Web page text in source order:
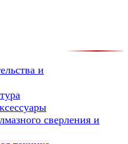
и
сверления и